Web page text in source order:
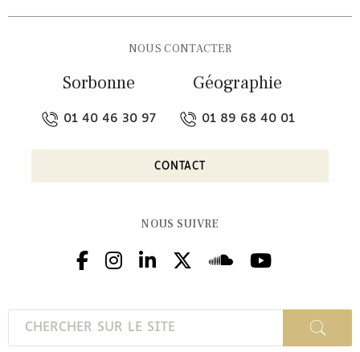
NOUS CONTACTER
Sorbonne
01 40 46 30 97
Géographie
01 89 68 40 01
CONTACT
NOUS SUIVRE